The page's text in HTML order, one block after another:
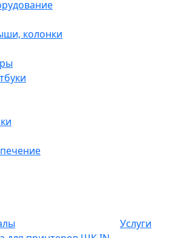
колонки
Услуги